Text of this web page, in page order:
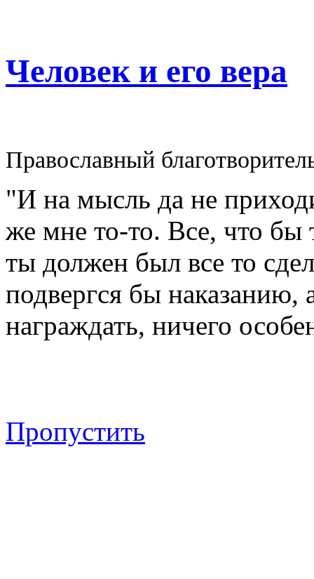
Человек и его вера
Православный
"И на мысль да не
же мне то-то. Все, что
ты должен был все то
подвергся бы наказанию,
награждать, ничего
Пропустить